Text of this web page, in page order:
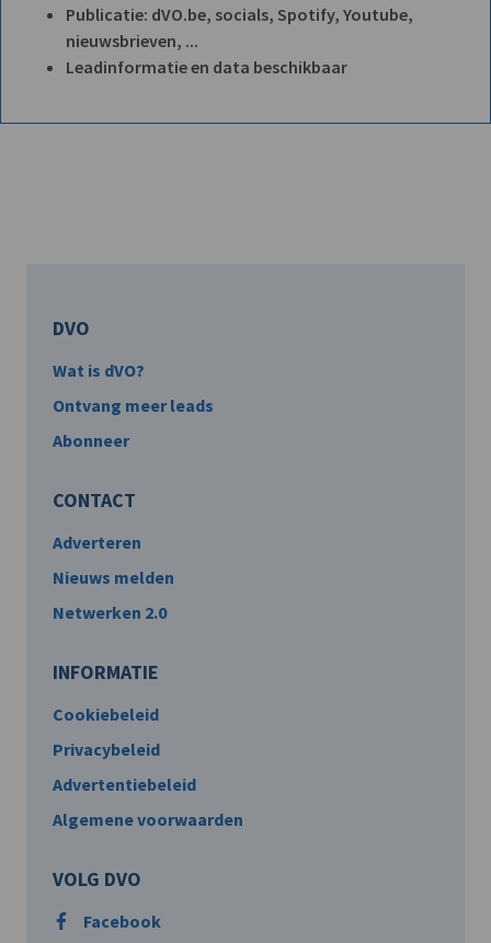
Publicatie: dVO.be, socials, Spotify, Youtube,
nieuwsbrieven, ...
Leadinformatie en data beschikbaar
DVO
Wat is dVO?
Ontvang meer leads
Abonneer
CONTACT
Adverteren
Nieuws melden
Netwerken 2.0
INFORMATIE
Cookiebeleid
Privacybeleid
Advertentiebeleid
Algemene voorwaarden
VOLG DVO
Facebook